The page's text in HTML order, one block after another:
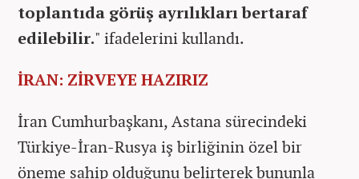
toplantıda görüş ayrılıkları bertaraf
edilebilir." ifadelerini kullandı.
İRAN: ZİRVEYE HAZIRIZ
İran Cumhurbaşkanı, Astana sürecindeki
Türkiye-İran-Rusya iş birliğinin özel bir
öneme sahip olduğunu belirterek bununla